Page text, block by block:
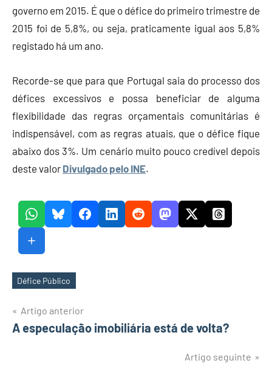
governo em 2015. É que o défice do primeiro trimestre de
2015 foi de 5,8%, ou seja, praticamente igual aos 5,8%
registado há um ano.
Recorde-se que para que Portugal saia do processo dos
défices excessivos e possa beneficiar de alguma
flexibilidade das regras orçamentais comunitárias é
indispensável, com as regras atuais, que o défice fique
abaixo dos 3%. Um cenário muito pouco credível depois
deste valor Divulgado pelo INE.
Etiquetas
Défice Público
Navegação
de
Artigo anterior
A especulação imobiliária está de volta?
Artigo seguinte